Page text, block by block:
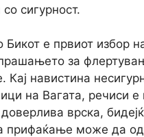
сигурност.
Бикот е првиот избор
за
Кај навистина
на Вагата, речиси
врска,
прифаќање може да